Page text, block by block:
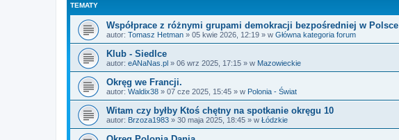
TEMATY
Współprace z różnymi grupami demokracji bezpośredniej w Polsce
autor: Tomasz Hetman » 05 kwie 2026, 12:19 » w Główna kategoria forum
Klub - Siedlce
autor: eANaNas.pl » 06 wrz 2025, 17:15 » w Mazowieckie
Okręg we Francji.
autor: Waldix38 » 07 cze 2025, 15:45 » w Polonia - Świat
Witam czy byłby Ktoś chętny na spotkanie okręgu 10
autor: Brzoza1983 » 30 maja 2025, 18:45 » w Łódzkie